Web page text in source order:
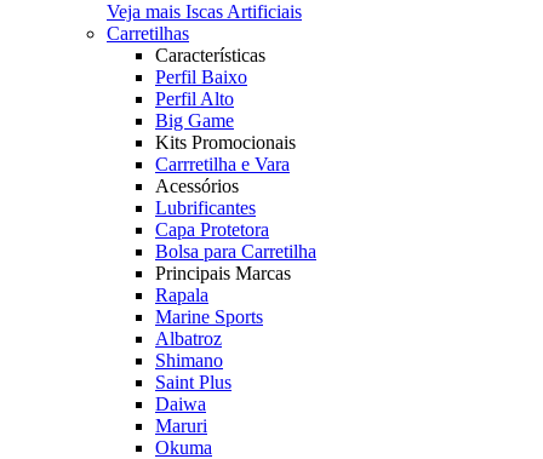
Veja mais Iscas Artificiais
Carretilhas
Características
Perfil Baixo
Perfil Alto
Big Game
Kits Promocionais
Carrretilha e Vara
Acessórios
Lubrificantes
Capa Protetora
Bolsa para Carretilha
Principais Marcas
Rapala
Marine Sports
Albatroz
Shimano
Saint Plus
Daiwa
Maruri
Okuma